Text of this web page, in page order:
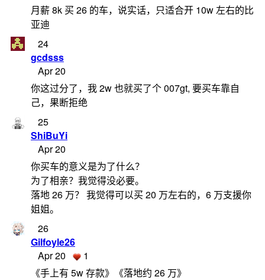
月薪 8k 买 26 的车，说实话，只适合开 10w 左右的比
亚迪
24
gcdsss
Apr 20
你这过分了，我 2w 也就买了个 007gt, 要买车靠自
己，果断拒绝
25
ShiBuYi
Apr 20
你买车的意义是为了什么？
为了相亲？我觉得没必要。
落地 26 万？ 我觉得可以买 20 万左右的，6 万支援你
姐姐。
26
Gilfoyle26
Apr 20
1
《手上有 5w 存款》《落地约 26 万》